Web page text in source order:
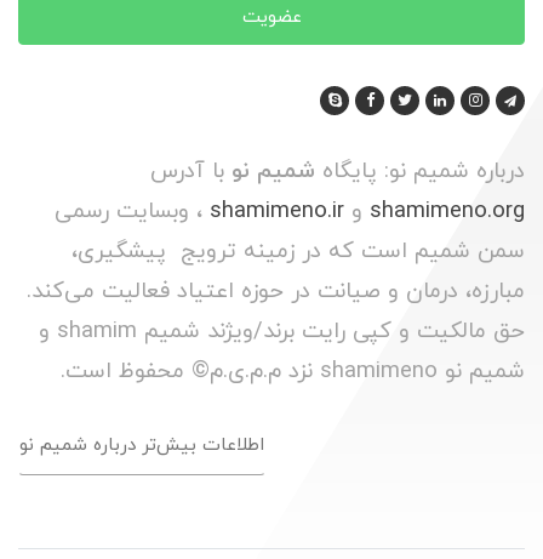
عضویت
درباره شمیم نو: پایگاه شمیم نو با آدرس
shamimeno.org و shamimeno.ir ، وبسایت رسمی
سمن شمیم است که در زمینه ترویج پیشگیری،
مبارزه، درمان و صیانت در حوزه اعتیاد فعالیت می‌کند.
حق مالکیت و کپی رایت برند/ویژند شمیم shamim و
شمیم نو shamimeno نزد م.م.ی.م© محفوظ است.
اطلاعات بیش‌تر درباره شمیم نو